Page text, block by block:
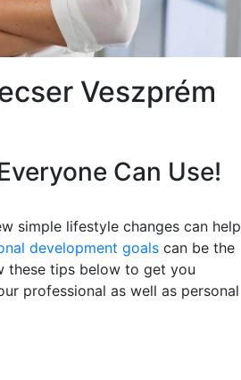
Veszprém
Can Use!
simple lifestyle changes can help
development goals can be the
these tips below to get you
professional as well as personal